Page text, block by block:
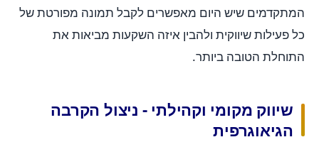
המתקדמים שיש היום מאפשרים לקבל תמונה מפורטת של
כל פעילות שיווקית ולהבין איזה השקעות מביאות את
התוחלת הטובה ביותר.
שיווק מקומי וקהילתי - ניצול הקרבה
הגיאוגרפית